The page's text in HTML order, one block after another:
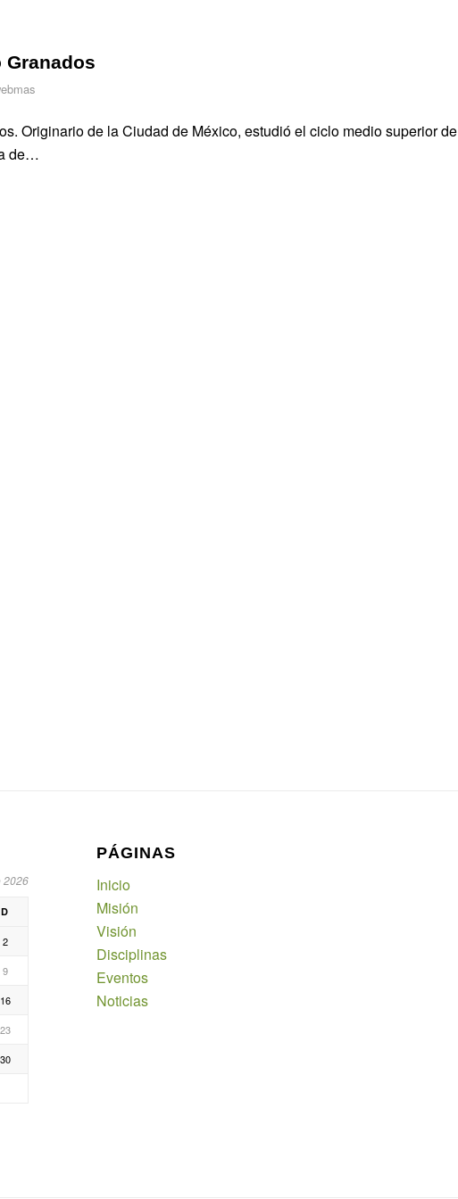
Granados
Originario de la Ciudad de México, estudió el ciclo medio superior de
de…
2026
D
2
9
16
23
30
PÁGINAS
Inicio
Misión
Visión
Disciplinas
Eventos
Noticias